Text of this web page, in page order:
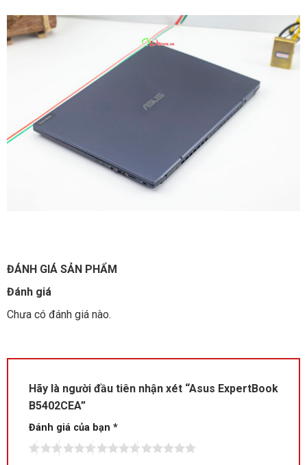
ĐÁNH GIÁ SẢN PHẨM
Đánh giá
Chưa có đánh giá nào.
Hãy là người đầu tiên nhận xét “Asus ExpertBook
B5402CEA”
Đánh giá của bạn *